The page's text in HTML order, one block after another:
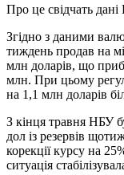
Про це свідчать
Згідно з даними
тиждень продав на
млн доларів, що
млн. При цьому
на 1,1 млн доларів
З кінця травня НБУ
дол із резервів
корекції курсу на
ситуація